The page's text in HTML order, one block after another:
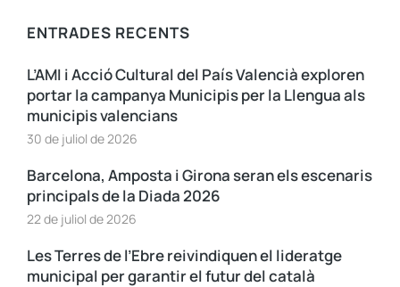
ENTRADES RECENTS
L’AMI i Acció Cultural del País Valencià exploren
portar la campanya Municipis per la Llengua als
municipis valencians
30 de juliol de 2026
Barcelona, Amposta i Girona seran els escenaris
principals de la Diada 2026
22 de juliol de 2026
Les Terres de l’Ebre reivindiquen el lideratge
municipal per garantir el futur del català